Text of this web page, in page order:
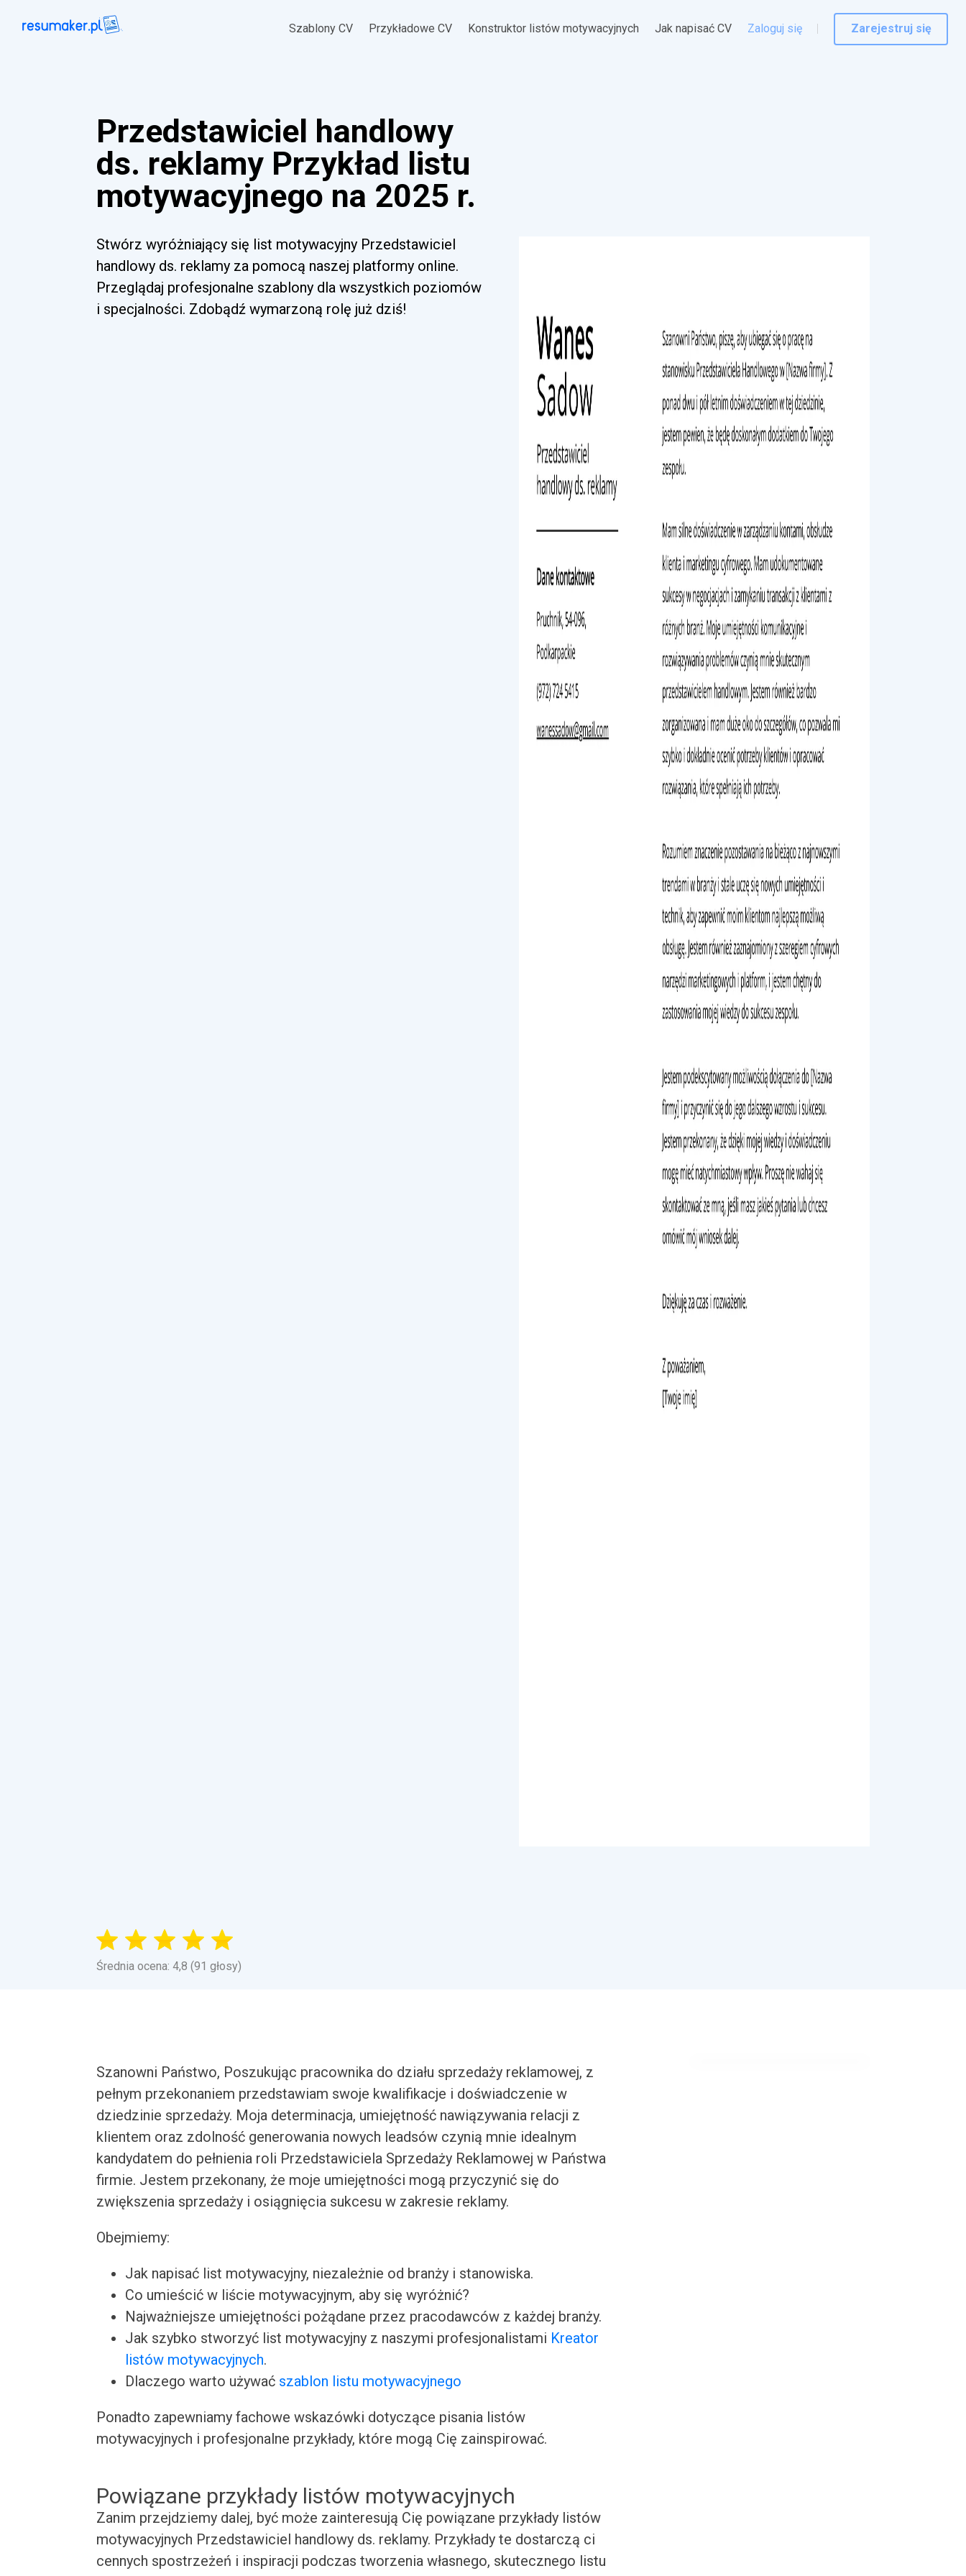
Szablony CV Przykładowe CV Konstruktor listów motywacyjnych Jak napisać CV Zaloguj się Zarejestruj się
Przedstawiciel handlowy
ds. reklamy Przykład listu
motywacyjnego na 2025 r.
Stwórz wyróżniający się list motywacyjny Przedstawiciel
handlowy ds. reklamy za pomocą naszej platformy online.
Przeglądaj profesjonalne szablony dla wszystkich poziomów
i specjalności. Zdobądź wymarzoną rolę już dziś!
Średnia ocena: 4,8 (91 głosy)
Szanowni Państwo, Poszukując pracownika do działu sprzedaży reklamowej, z
pełnym przekonaniem przedstawiam swoje kwalifikacje i doświadczenie w
dziedzinie sprzedaży. Moja determinacja, umiejętność nawiązywania relacji z
klientem oraz zdolność generowania nowych leadsów czynią mnie idealnym
kandydatem do pełnienia roli Przedstawiciela Sprzedaży Reklamowej w Państwa
firmie. Jestem przekonany, że moje umiejętności mogą przyczynić się do
zwiększenia sprzedaży i osiągnięcia sukcesu w zakresie reklamy.
Obejmiemy:
Jak napisać list motywacyjny, niezależnie od branży i stanowiska.
Co umieścić w liście motywacyjnym, aby się wyróżnić?
Najważniejsze umiejętności pożądane przez pracodawców z każdej branży.
Jak szybko stworzyć list motywacyjny z naszymi profesjonalistami Kreator
listów motywacyjnych.
Dlaczego warto używać szablon listu motywacyjnego
Ponadto zapewniamy fachowe wskazówki dotyczące pisania listów
motywacyjnych i profesjonalne przykłady, które mogą Cię zainspirować.
Powiązane przykłady listów motywacyjnych
Zanim przejdziemy dalej, być może zainteresują Cię powiązane przykłady listów
motywacyjnych Przedstawiciel handlowy ds. reklamy. Przykłady te dostarczą ci
cennych spostrzeżeń i inspiracji podczas tworzenia własnego, skutecznego listu